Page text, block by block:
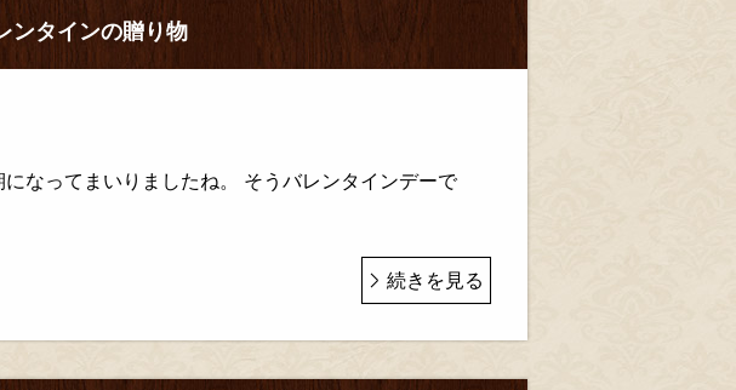
ンタインの贈り物
なってまいりましたね。 そうバレンタインデーで
続きを見る